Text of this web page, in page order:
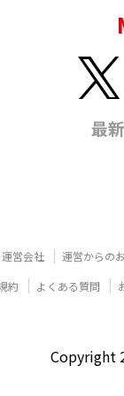
運営会社 運営からの
約
よくある質問
Copyright